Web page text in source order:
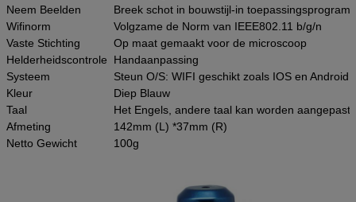
Neem Beelden
Breek schot in bouwstijl-in
Wifinorm
Volgzame de Norm van IEEE802.11 b/g/n
Vaste Stichting
Op maat gemaakt voor de microscoop
Helderheidscontrole
Handaanpassing
Systeem
Steun O/S: WIFI geschikt zoals IOS en Android
Kleur
Diep Blauw
Taal
Het Engels, andere taal kan worden aangepast
Afmeting
142mm (L) *37mm (R)
Netto Gewicht
100g